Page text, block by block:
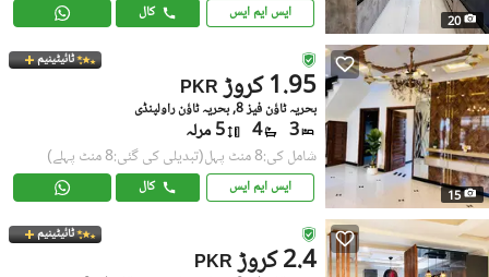
20 ایس ایم ایس کال
15
ٹائیٹینیم
PKR 1.95 کروڑ
بحریہ ٹاؤن فیز 8, بحریہ ٹاؤن راولپنڈی
3
4 5 مرلہ
شامل کی:8 منٹ پہل (تبدیلی کی گئی:8 منٹ پہلے)
ایس ایم ایس کال
ٹائیٹینیم
PKR 2.4 کروڑ